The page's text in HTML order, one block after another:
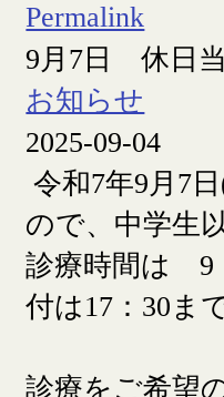
Permalink
9月7日 休日
お知らせ
2025-09-04
令和7年9月7
ので、中学生
診療時間は 9
付は17：30ま
診療をご希望